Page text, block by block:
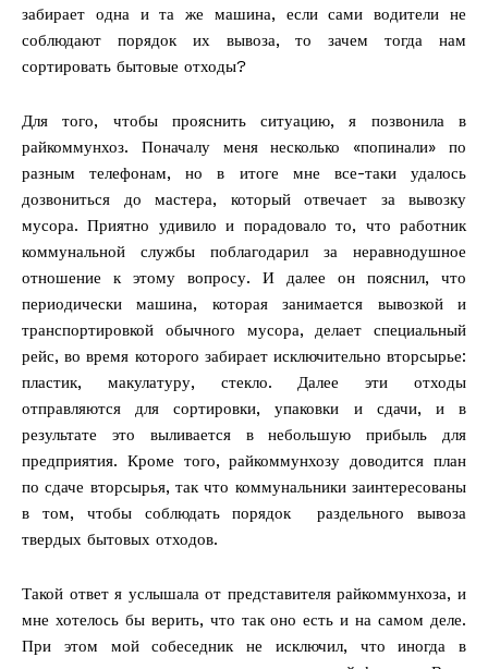
забирает одна и та же машина, если сами водители не
соблюдают порядок их вывоза, то зачем тогда нам
сортировать бытовые отходы?
Для того, чтобы прояснить ситуацию, я позвонила в
райкоммунхоз. Поначалу меня несколько «попинали» по
разным телефонам, но в итоге мне все-таки удалось
дозвониться до мастера, который отвечает за вывозку
мусора. Приятно удивило и порадовало то, что работник
коммунальной службы поблагодарил за неравнодушное
отношение к этому вопросу. И далее он пояснил, что
периодически машина, которая занимается вывозкой и
транспортировкой обычного мусора, делает специальный
рейс, во время которого забирает исключительно вторсырье:
пластик, макулатуру, стекло. Далее эти отходы
отправляются для сортировки, упаковки и сдачи, и в
результате это выливается в небольшую прибыль для
предприятия. Кроме того, райкоммунхозу доводится план
по сдаче вторсырья, так что коммунальники заинтересованы
в том, чтобы соблюдать порядок раздельного вывоза
твердых бытовых отходов.
Такой ответ я услышала от представителя райкоммунхоза, и
мне хотелось бы верить, что так оно есть и на самом деле.
При этом мой собеседник не исключил, что иногда в